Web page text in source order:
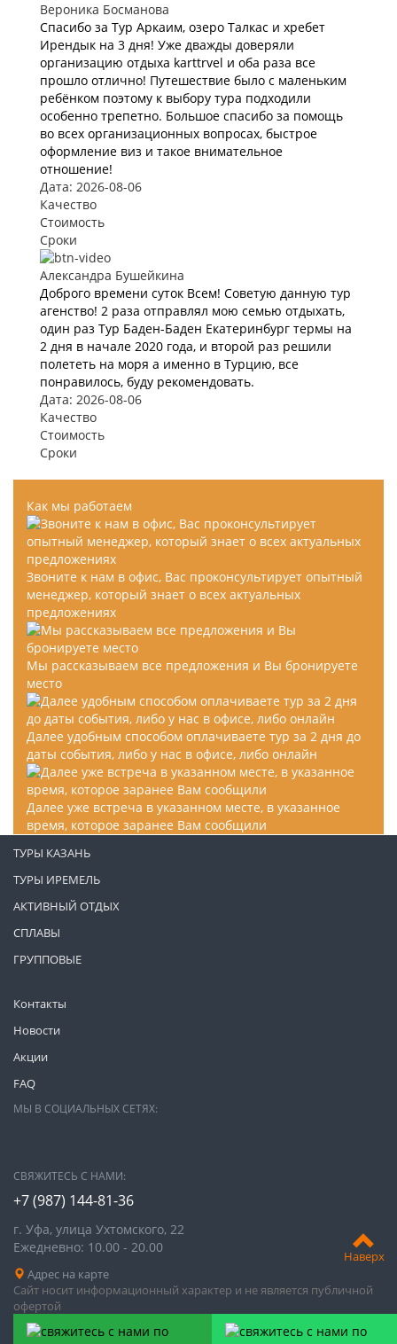
Вероника Босманова
Спасибо за Тур Аркаим, озеро Талкас и хребет
Ирендык на 3 дня! Уже дважды доверяли
организацию отдыха karttrvel и оба раза все
прошло отлично! Путешествие было с маленьким
ребёнком поэтому к выбору тура подходили
особенно трепетно. Большое спасибо за помощь
во всех организационных вопросах, быстрое
оформление виз и такое внимательное
отношение!
Дата: 2026-08-06
Качество
Стоимость
Сроки
Александра Бушейкина
Доброго времени суток Всем! Советую данную тур
агенство! 2 раза отправлял мою семью отдыхать,
один раз Тур Баден-Баден Екатеринбург термы на
2 дня в начале 2020 года, и второй раз решили
полететь на моря а именно в Турцию, все
понравилось, буду рекомендовать.
Дата: 2026-08-06
Качество
Стоимость
Сроки
Наверх
Как мы работаем
Звоните к нам в офис, Вас проконсультирует опытный
менеджер, который знает о всех актуальных
предложениях
Мы рассказываем все предложения и Вы бронируете
место
Далее удобным способом оплачиваете тур за 2 дня до
даты события, либо у нас в офисе, либо онлайн
Далее уже встреча в указанном месте, в указанное
время, которое заранее Вам сообщили
Контакты
Новости
Акции
FAQ
ТУРЫ КАЗАНЬ
ТУРЫ ИРЕМЕЛЬ
АКТИВНЫЙ ОТДЫХ
СПЛАВЫ
ГРУППОВЫЕ
МЫ В СОЦИАЛЬНЫХ СЕТЯХ:
СВЯЖИТЕСЬ С НАМИ:
+7 (987) 144-81-36
г. Уфа, улица Ухтомского, 22
Ежедневно: 10.00 - 20.00
Адрес на карте
Сайт носит информационный характер и не является публичной
офертой